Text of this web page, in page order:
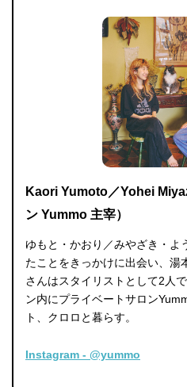
Kaori Yumoto／Yohei
ン Yummo 主宰）
ゆもと・かおり／みやざき・よ
たことをきっかけに出会い、湯
さんはスタイリストとして2人
ン内にプライベートサロン
ト、クロロと暮らす。
Instagram - @yummo